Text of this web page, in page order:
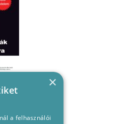
×
a felhasználói